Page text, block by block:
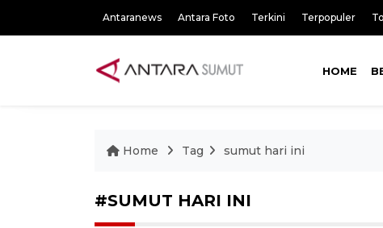
Antaranews Antara Foto Terkini Terpopuler
HOME
Home Tag sumut hari ini
#SUMUT HARI INI